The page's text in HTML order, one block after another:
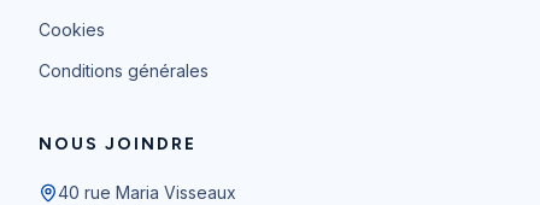
Cookies
Conditions générales
NOUS JOINDRE
40 rue Maria Visseaux